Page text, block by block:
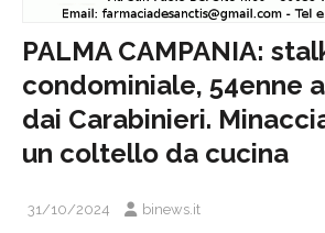
PALMA CAMPANIA:
condominiale, 54enne
dai Carabinieri.
un coltello da cucina
31/10/2024 binews.it